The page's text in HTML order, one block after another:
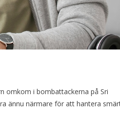
omkom i bombattackerna på Sri
ännu närmare för att hantera